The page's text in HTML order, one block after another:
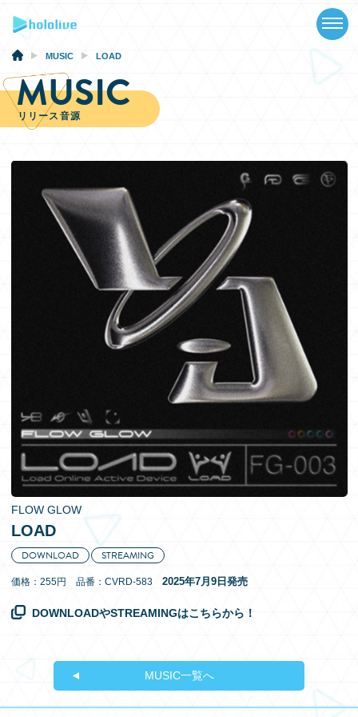
SCHEDULE
VIDEOS
MUSIC
GOODS
SPECIAL
EN
MUSIC LOAD
MUSIC
リリース音源
FLOW GLOW
LOAD
DOWNLOAD STREAMING
価格：255円 品番：CVRD-583 2025年7月9日発売
DOWNLOADやSTREAMINGはこちらから！
MUSIC一覧へ